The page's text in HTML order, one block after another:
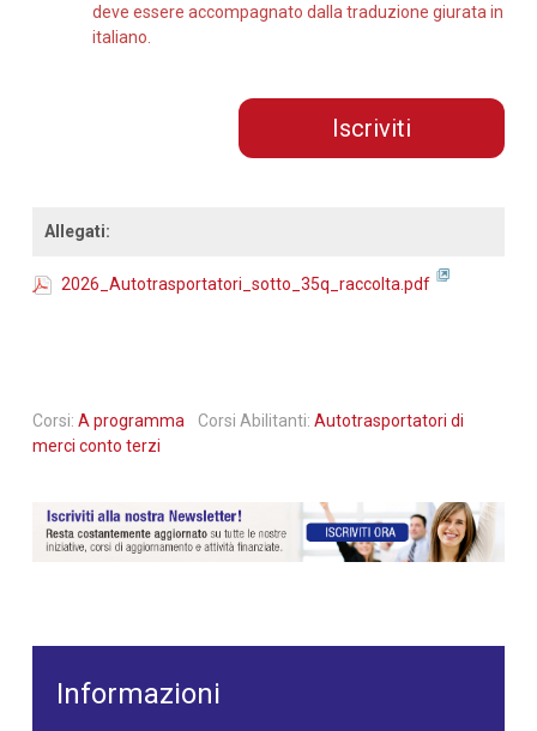
deve essere accompagnato dalla traduzione giurata in
italiano.
Iscriviti
Allegati:
2026_Autotrasportatori_sotto_35q_raccolta.pdf
Corsi: A programma Corsi Abilitanti: Autotrasportatori di
merci conto terzi
Informazioni